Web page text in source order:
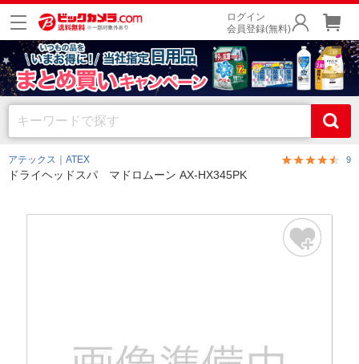
ログイン
会員登録(無料)
アテックス｜ATEX 9
ドライヘッドスパ マドロムーン AX-HX345PK